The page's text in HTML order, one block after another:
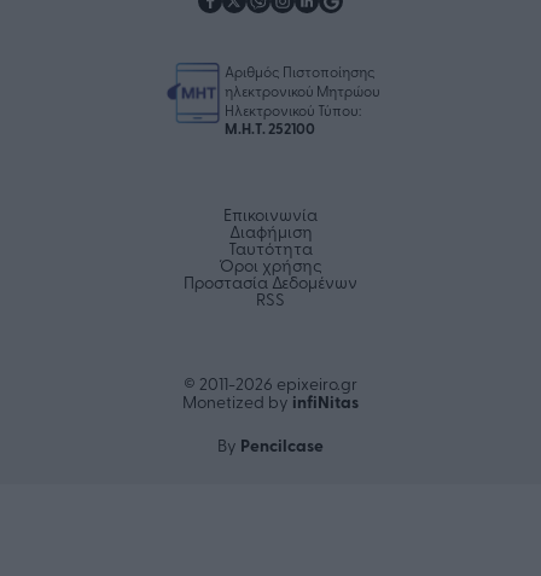
Αριθμός Πιστοποίησης
ηλεκτρονικού Μητρώου
Ηλεκτρονικού Τύπου:
Μ.Η.Τ. 252100
Επικοινωνία
Διαφήμιση
Ταυτότητα
Όροι χρήσης
Προστασία Δεδομένων
RSS
© 2011-2026 epixeiro.gr
Monetized by infiΝitas
By Pencilcase